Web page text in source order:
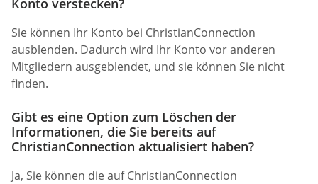
Konto verstecken?
Sie können Ihr Konto bei ChristianConnection
ausblenden. Dadurch wird Ihr Konto vor anderen
Mitgliedern ausgeblendet, und sie können Sie nicht
finden.
Gibt es eine Option zum Löschen der
Informationen, die Sie bereits auf
ChristianConnection aktualisiert haben?
Ja, Sie können die auf ChristianConnection